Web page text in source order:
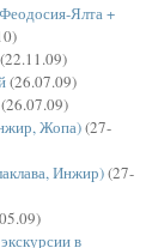
Ялта +
(22.11.09)
(26.07.09)
(26.07.09)
Жопа)(27-
Инжир)(27-
в